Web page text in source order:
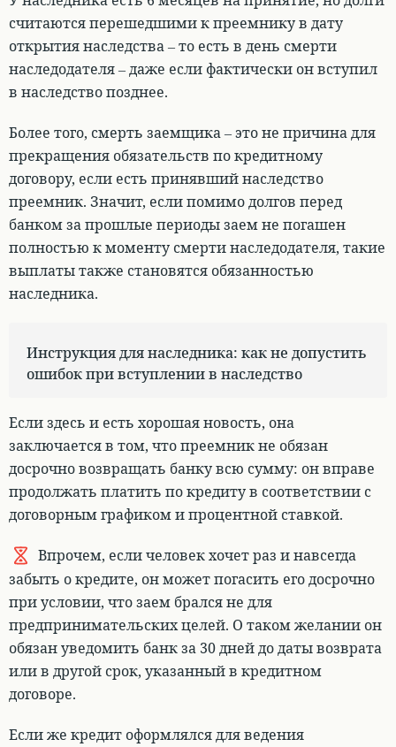
считаются перешедшими к преемнику в дату
открытия наследства – то есть в день смерти
наследодателя – даже если фактически он вступил
в наследство позднее.
Более того, смерть заемщика – это не причина для
прекращения обязательств по кредитному
договору, если есть принявший наследство
преемник. Значит, если помимо долгов перед
банком за прошлые периоды заем не погашен
полностью к моменту смерти наследодателя, такие
выплаты также становятся обязанностью
наследника.
Инструкция для наследника: как не допустить
ошибок при вступлении в наследство
Если здесь и есть хорошая новость, она
заключается в том, чтопреемник не обязан
досрочно возвращать банку всю сумму: он вправе
продолжать платить по кредиту в соответствии с
договорным графиком и процентной ставкой.
Впрочем, если человек хочет раз и навсегда
забыть о кредите, он может погасить его досрочно
при условии, что заем брался не для
предпринимательских целей. О таком желании он
обязан уведомить банк за 30 дней до даты возврата
или в другой срок, указанный в кредитном
договоре.
Если же кредит оформлялся для ведения